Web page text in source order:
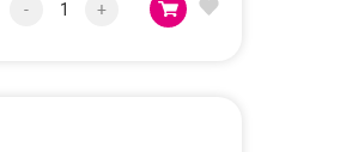
- +